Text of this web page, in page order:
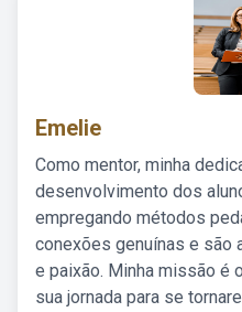
Emelie
Como mentor, minha
desenvolvimento dos
empregando métodos
conexões genuínas e são
e paixão. Minha missão é
sua jornada para se